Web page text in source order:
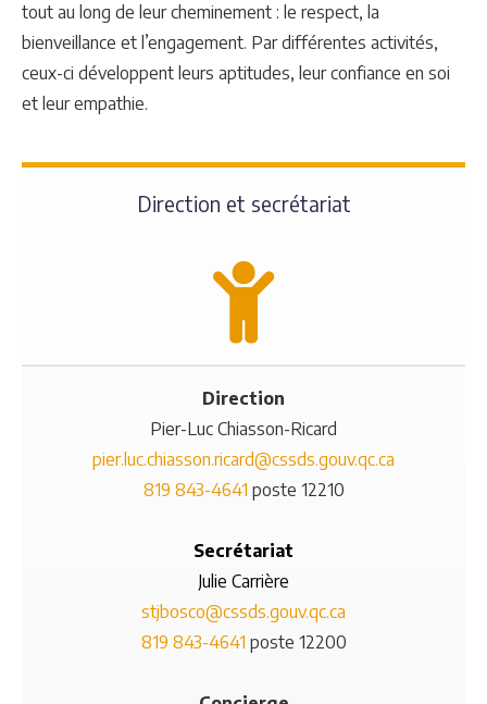
tout au long de leur cheminement : le respect, la
bienveillance et l’engagement. Par différentes activités,
ceux-ci développent leurs aptitudes, leur confiance en soi
et leur empathie.
Direction et secrétariat
Direction
Pier-Luc Chiasson-Ricard
pier.luc.chiasson.ricard@cssds.gouv.qc.ca
819 843-4641 poste 12210
Secrétariat
Julie Carrière
stjbosco@cssds.gouv.qc.ca
819 843-4641 poste 12200